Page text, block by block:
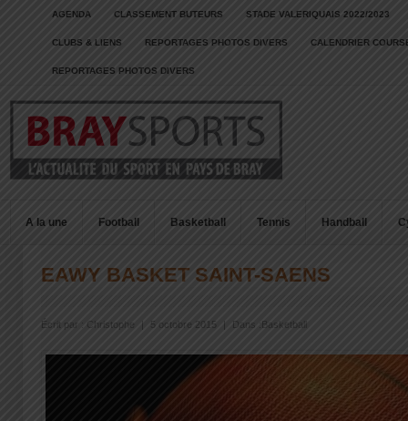
AGENDA CLASSEMENT BUTEURS STADE VALERIQUAIS 2022/2023
CLUBS & LIENS REPORTAGES PHOTOS DIVERS CALENDRIER
REPORTAGES PHOTOS DIVERS
A la une Football Basketball Tennis Handball
EAWY BASKET SAINT-SAENS
Écrit par : Christophe 5 octobre 2015 Dans : Basketball